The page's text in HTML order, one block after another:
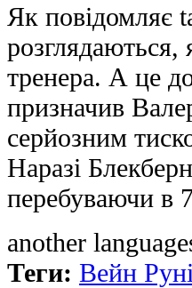
Як повідомляє
тренера. А це
призначив
серйозним
Наразі
перебуваючи в
another
Теги: Вейн Руні